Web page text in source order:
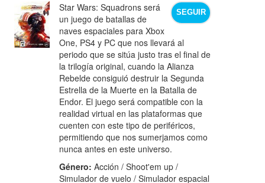
SEGUIR
Star Wars: Squadrons será
un juego de batallas de
naves espaciales para Xbox
One, PS4 y PC que nos llevará al
periodo que se sitúa justo tras el final de
la trilogía original, cuando la Alianza
Rebelde consiguió destruir la Segunda
Estrella de la Muerte en la Batalla de
Endor. El juego será compatible con la
realidad virtual en las plataformas que
cuenten con este tipo de periféricos,
permitiendo que nos sumerjamos como
nunca antes en este universo.
Género: Acción / Shoot'em up /
Simulador de vuelo / Simulador espacial